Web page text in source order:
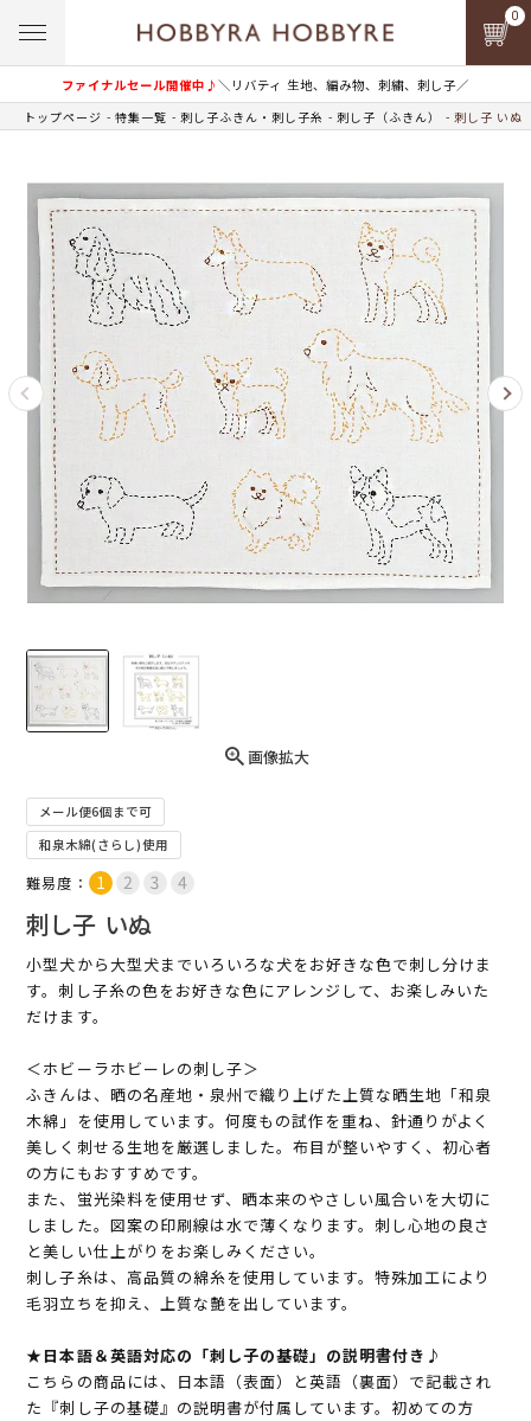
ファイナルセール開催中♪＼リバティ 生地、編み物、刺繍、刺し子／
0
トップページ 特集一覧 刺し子ふきん・刺し子糸 刺し子（ふきん） 刺し子 いぬ
画像拡大
メール便6個まで可
和泉木綿(さらし)使用
難易度：
刺し子 いぬ
小型犬から大型犬までいろいろな犬をお好きな色で刺し分けま
す。刺し子糸の色をお好きな色にアレンジして、お楽しみいた
だけます。
＜ホビーラホビーレの刺し子＞
ふきんは、晒の名産地・泉州で織り上げた上質な晒生地「和泉
木綿」を使用しています。何度もの試作を重ね、針通りがよく
美しく刺せる生地を厳選しました。布目が整いやすく、初心者
の方にもおすすめです。
また、蛍光染料を使用せず、晒本来のやさしい風合いを大切に
しました。図案の印刷線は水で薄くなります。刺し心地の良さ
と美しい仕上がりをお楽しみください。
刺し子糸は、高品質の綿糸を使用しています。特殊加工により
毛羽立ちを抑え、上質な艶を出しています。
★日本語＆英語対応の「刺し子の基礎」の説明書付き♪
こちらの商品には、日本語（表面）と英語（裏面）で記載され
た『刺し子の基礎』の説明書が付属しています。初めての方